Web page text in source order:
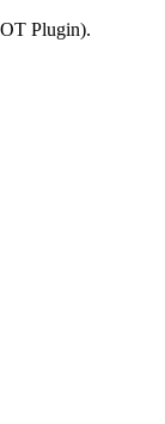
Plugin).